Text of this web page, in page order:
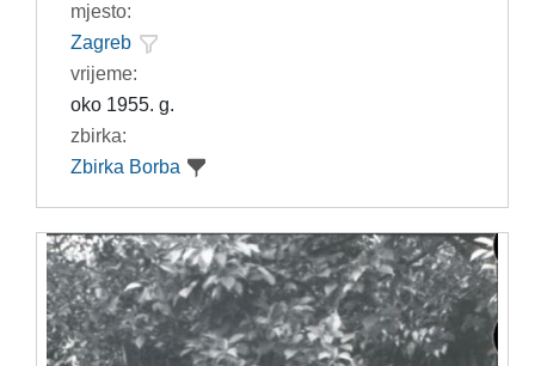
mjesto:
Zagreb
vrijeme:
oko 1955. g.
zbirka:
Zbirka Borba